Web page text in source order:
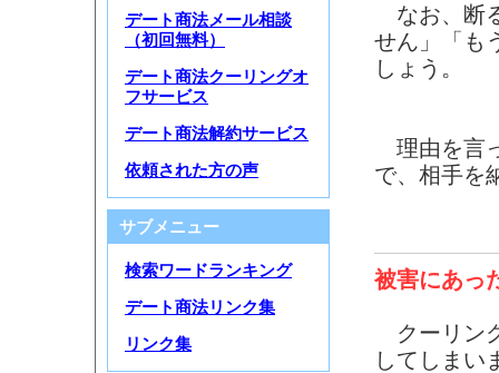
なお、断
せん」「も
しょう。
理由を言
で、相手を
被害にあっ
クーリン
してしまい
デート商法メール相談
（初回無料）
デート商法クーリングオ
フサービス
デート商法解約サービス
依頼された方の声
サブメニュー
検索ワードランキング
デート商法リンク集
リンク集